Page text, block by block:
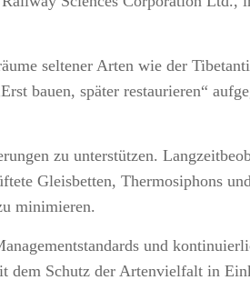
seltener Arten wie der
bauen, später restaurieren“
zu unterstützen.
Gleisbetten, Thermosiphons
minimieren.
und
dem Schutz der Artenvielfalt in